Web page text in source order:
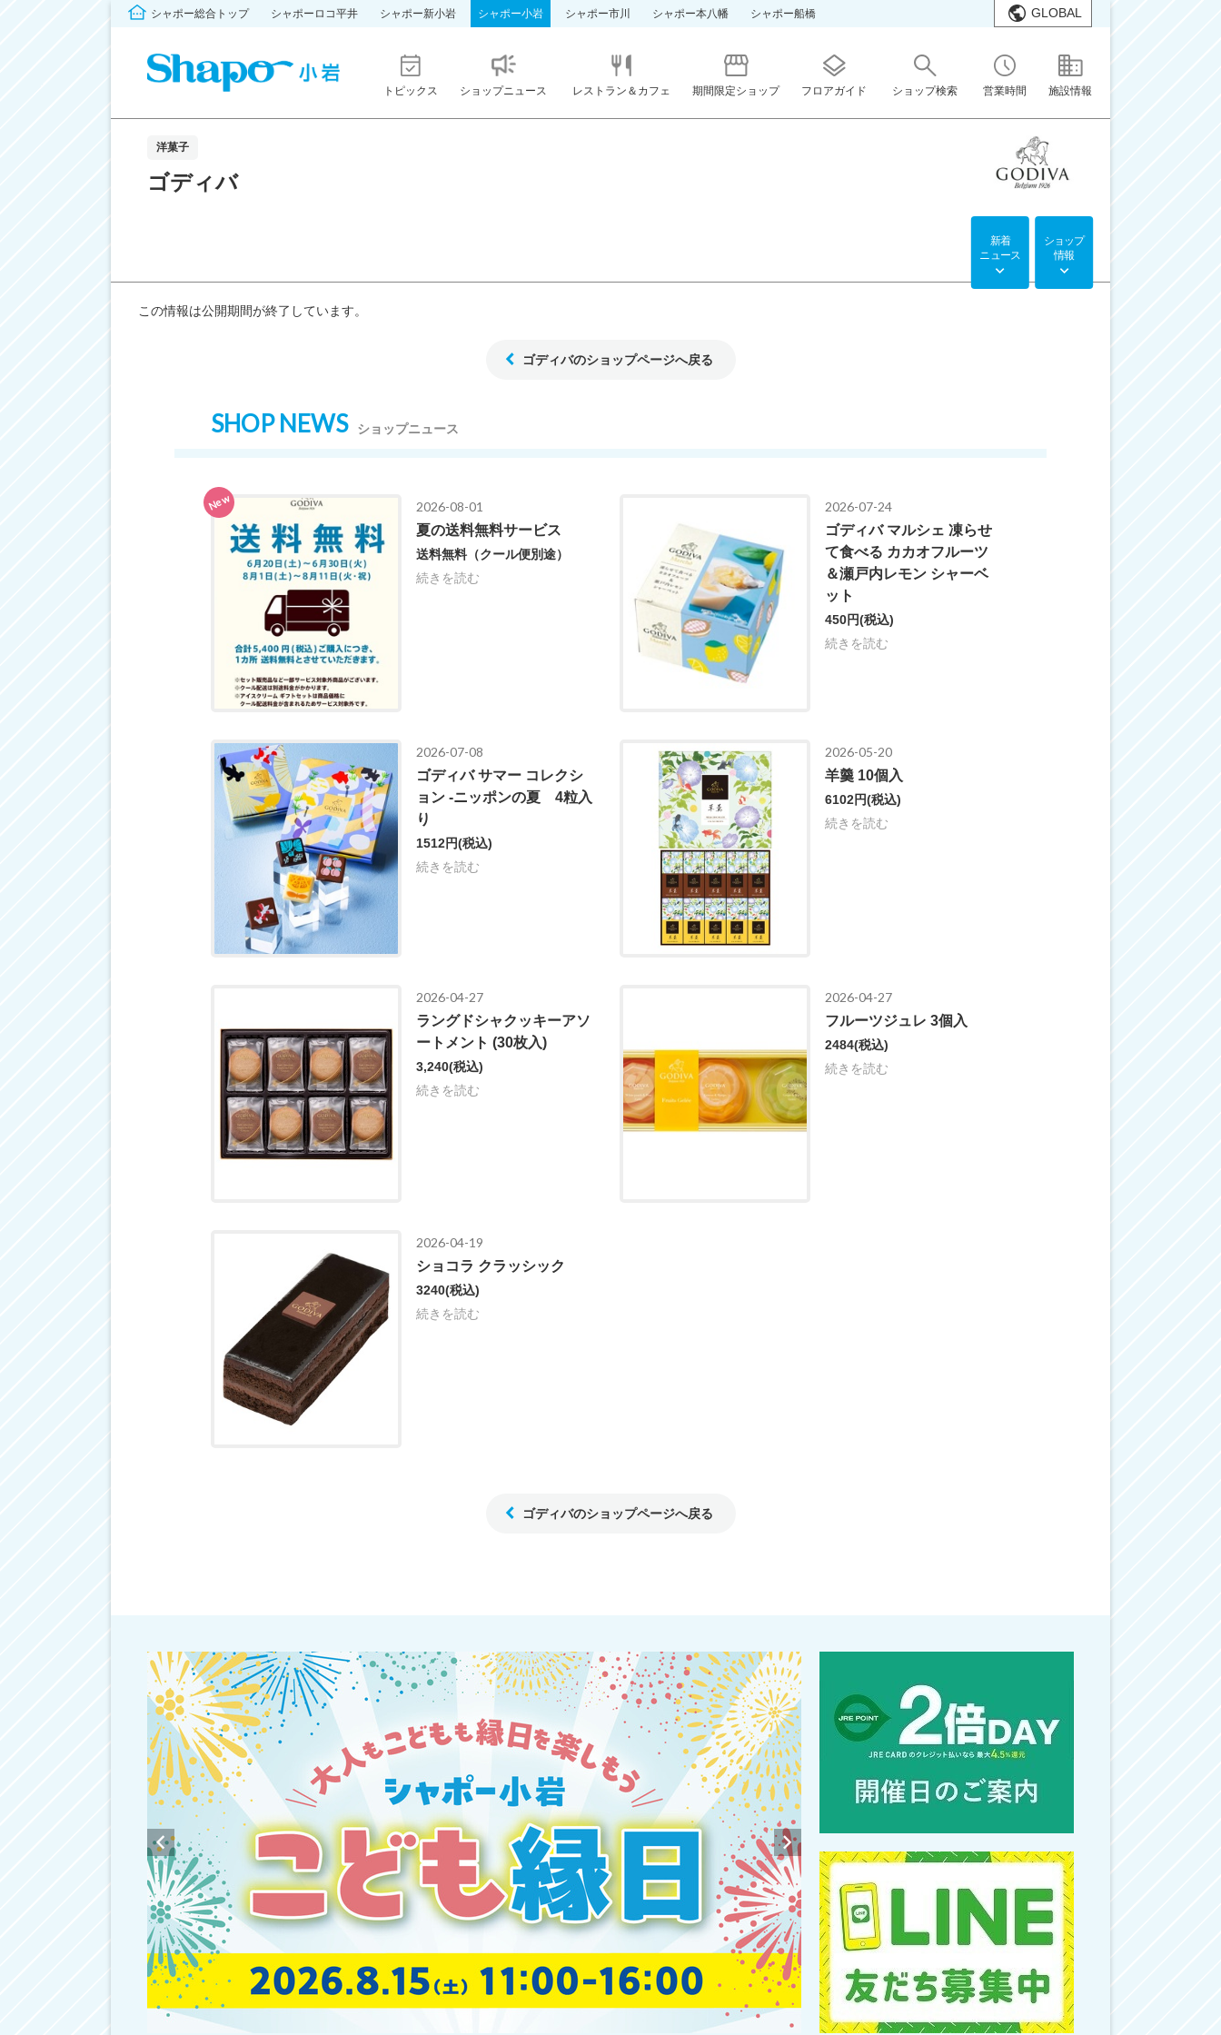
シャポー総合トップ シャポーロコ平井 シャポー新小岩 シャポー小岩 シャポー市川 シャポー本八幡 シャポー船橋 GLOBAL
トピックス ショップニュース レストラン＆カフェ 期間限定ショップ フロアガイド ショップ検索 営業時間 施設情報
洋菓子
ゴディバ
新着
ニュース
ショップ
情報
この情報は公開期間が終了しています。
ゴディバのショップページへ戻る
SHOP NEWS ショップニュース
New
2026-08-01
夏の送料無料サービス
送料無料（クール便別途）
続きを読む
2026-07-24
ゴディバ マルシェ 凍らせ
て食べる カカオフルーツ
＆瀬戸内レモン シャーベ
ット
450円(税込)
続きを読む
2026-07-08
ゴディバ サマー コレクシ
ョン -ニッポンの夏 4粒入
り
1512円(税込)
続きを読む
2026-05-20
羊羹 10個入
6102円(税込)
続きを読む
2026-04-27
ラングドシャクッキーアソ
ートメント (30枚入)
3,240(税込)
続きを読む
2026-04-27
フルーツジュレ 3個入
2484(税込)
続きを読む
2026-04-19
ショコラ クラッシック
3240(税込)
続きを読む
ゴディバのショップページへ戻る